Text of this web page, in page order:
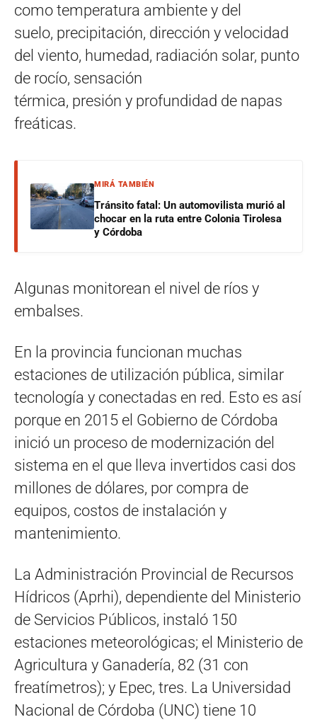
como temperatura ambiente y del
suelo, precipitación, dirección y velocidad
del viento, humedad, radiación solar, punto
de rocío, sensación
térmica, presión y profundidad de napas
freáticas.
MIRÁ TAMBIÉN
Tránsito fatal: Un automovilista murió al
chocar en la ruta entre Colonia Tirolesa
y Córdoba
Algunas monitorean el nivel de ríos y
embalses.
En la provincia funcionan muchas
estaciones de utilización pública, similar
tecnología y conectadas en red. Esto es así
porque en 2015 el Gobierno de Córdoba
inició un proceso de modernización del
sistema en el que lleva invertidos casi dos
millones de dólares, por compra de
equipos, costos de instalación y
mantenimiento.
La Administración Provincial de Recursos
Hídricos (Aprhi), dependiente del Ministerio
de Servicios Públicos, instaló 150
estaciones meteorológicas; el Ministerio de
Agricultura y Ganadería, 82 (31 con
freatímetros); y Epec, tres. La Universidad
Nacional de Córdoba (UNC) tiene 10